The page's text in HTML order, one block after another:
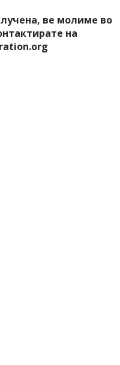
ве молиме во
на